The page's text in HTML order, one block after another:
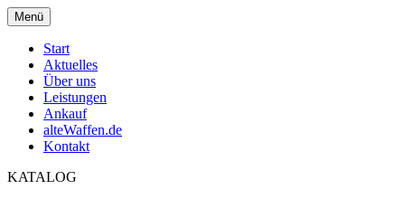
Menü
Start
Aktuelles
Über uns
Leistungen
Ankauf
alteWaffen.de
Kontakt
KATALOG